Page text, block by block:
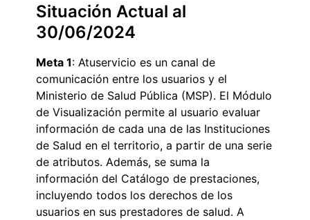
Situación Actual al
30/06/2024
Meta 1: Atuservicio es un canal de
comunicación entre los usuarios y el
Ministerio de Salud Pública (MSP). El Módulo
de Visualización permite al usuario evaluar
información de cada una de las Instituciones
de Salud en el territorio, a partir de una serie
de atributos. Además, se suma la
información del Catálogo de prestaciones,
incluyendo todos los derechos de los
usuarios en sus prestadores de salud. A